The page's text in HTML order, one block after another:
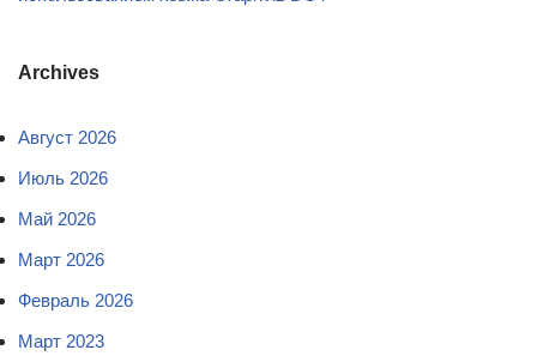
Archives
Август 2026
Июль 2026
Май 2026
Март 2026
Февраль 2026
Март 2023